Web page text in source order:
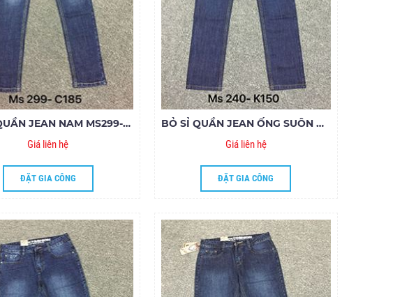
BỎ SỈ QUẦN JEAN NAM MS299-Y185
Giá liên hệ
ĐẶT GIA CÔNG
BỎ SỈ QUẦN JEAN ỐNG SUÔN MS240
Giá liên hệ
ĐẶT GIA CÔNG